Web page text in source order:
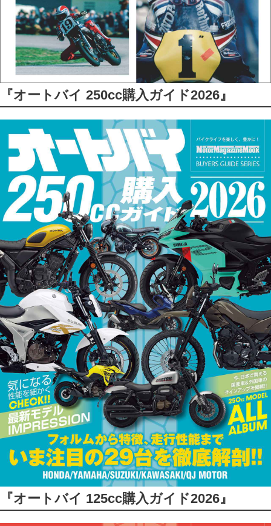
『オートバイ 250cc購入ガイド2026』
『オートバイ 125cc購入ガイド2026』